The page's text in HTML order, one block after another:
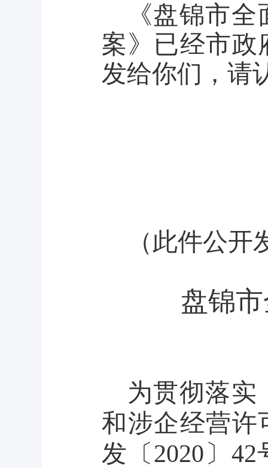
《盘锦市
案》已经市政
发给你们，请
（此件公开
盘锦
为贯彻落实
和涉企经营许
发 〔 2020 〕 42